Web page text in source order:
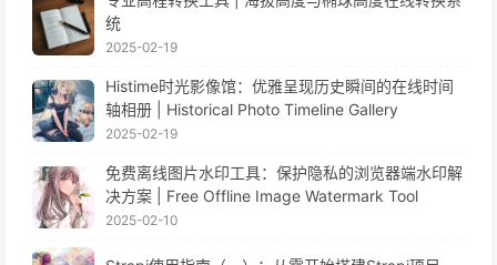
统
2025-02-19
Histime时光影像馆：优雅呈现历史瞬间的在线时间
轴相册 | Historical Photo Timeline Gallery
2025-02-19
免费离线图片水印工具：保护隐私的浏览器端水印解
决方案 | Free Offline Image Watermark Tool
2025-02-10